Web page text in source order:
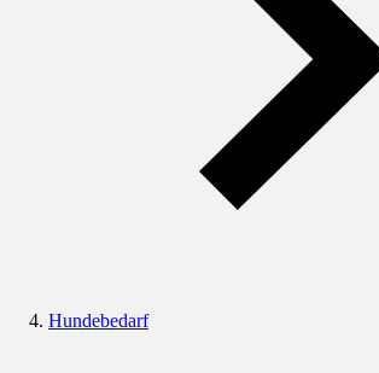
Hundebedarf